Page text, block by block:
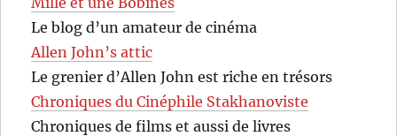
Le blog d’un amateur de cinéma
Allen John’s attic
Le grenier d’Allen John est riche en trésors
Chroniques du Cinéphile Stakhanoviste
Chroniques de films et aussi de livres